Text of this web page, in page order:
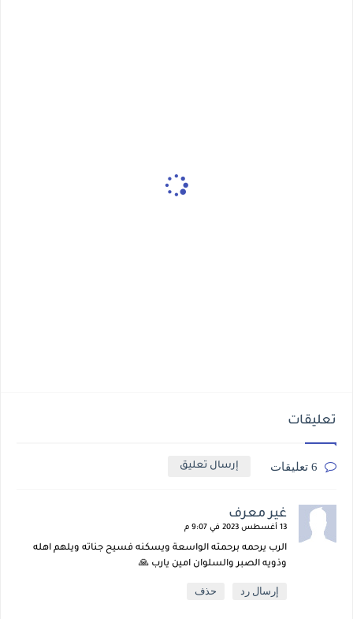
تعليقات
إرسال تعليق
غير معرف
13 أغسطس 2023 في 9:07 م
الرب يرحمه برحمته الواسعة ويسكنه فسيح جناته ويلهم اهله
وذويه الصبر والسلوان امين يارب 🙏
إرسال رد حذف